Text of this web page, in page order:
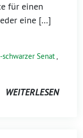
für einen
eine […]
schwarzer Senat,
WEITERLESEN